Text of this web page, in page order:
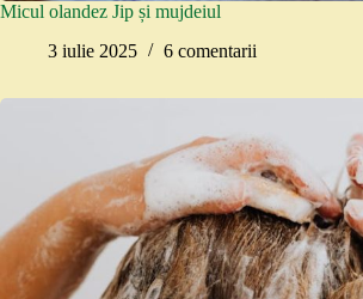
Micul olandez Jip și mujdeiul
3 iulie 2025
6 comentarii